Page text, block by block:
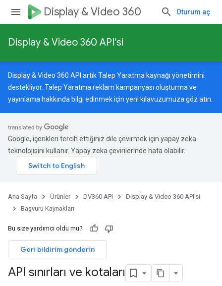
Display & Video 360 Oturum aç
Display & Video 360 API'si
Display & Video 360 API artık Talep Yaratma kaynağı yönetimini
destekliyor. Talep Yaratma reklam kampanyası oluşturma ve
yayınlama hakkında bilgi edinmek için yeni kılavuzumuza göz atın.
Google, içerikleri tercih ettiğiniz dile çevirmek için yapay zeka
teknolojisini kullanır. Yapay zeka çevirilerinde hata olabilir.
Ana Sayfa Ürünler DV360 API
Display & Video 360 API'si
Başvuru Kaynakları
Bu size yardımcı oldu mu?
Geri bildirim gönderin
API sınırları ve kotaları